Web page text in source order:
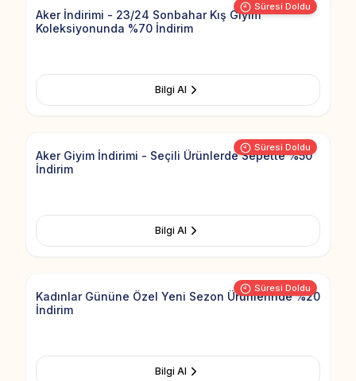
Süresi Doldu
Aker İndirimi - 23/24 Sonbahar Kış Giyim
Koleksiyonunda %70 İndirim
Bilgi Al
Süresi Doldu
Add to
Aker Giyim İndirimi - Seçili Ürünlerde Sepette %50
İndirim
Bilgi Al
Süresi Doldu
Add to
Kadınlar Gününe Özel Yeni Sezon Ürünlerinde %20
İndirim
Bilgi Al